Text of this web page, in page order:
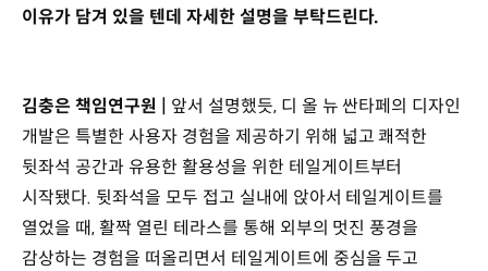
이유가 담겨 있을 텐데 자세한 설명을 부탁드린다.
김충은 책임연구원 | 앞서 설명했듯, 디 올 뉴 싼타페의 디자인
개발은 특별한 사용자 경험을 제공하기 위해 넓고 쾌적한
뒷좌석 공간과 유용한 활용성을 위한 테일게이트부터
시작됐다. 뒷좌석을 모두 접고 실내에 앉아서 테일게이트를
열었을 때, 활짝 열린 테라스를 통해 외부의 멋진 풍경을
감상하는 경험을 떠올리면서 테일게이트에 중심을 두고